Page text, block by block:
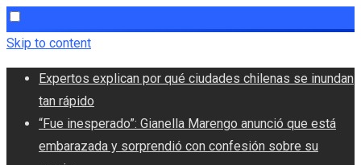
Skip to content
Expertos explican por qué ciudades chilenas se inundan
tan rápido
“Fue inesperado”: Gianella Marengo anunció que está
embarazada y sorprendió con confesión sobre su